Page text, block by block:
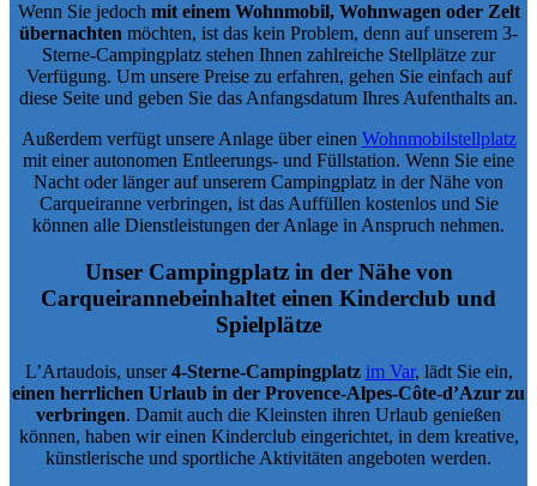
Wenn Sie jedoch mit einem Wohnmobil, Wohnwagen oder Zelt
übernachten möchten, ist das kein Problem, denn auf unserem 3-
Sterne-Campingplatz stehen Ihnen zahlreiche Stellplätze zur
Verfügung. Um unsere Preise zu erfahren, gehen Sie einfach auf
diese Seite und geben Sie das Anfangsdatum Ihres Aufenthalts an.
Außerdem verfügt unsere Anlage über einen Wohnmobilstellplatz
mit einer autonomen Entleerungs- und Füllstation. Wenn Sie eine
Nacht oder länger auf unserem Campingplatz in der Nähe von
Carqueiranne verbringen, ist das Auffüllen kostenlos und Sie
können alle Dienstleistungen der Anlage in Anspruch nehmen.
Unser Campingplatz in der Nähe von
Carqueirannebeinhaltet einen Kinderclub und
Spielplätze
L’Artaudois, unser4-Sterne-Campingplatz im Var, lädt Sie ein,
einen herrlichen Urlaub in der Provence-Alpes-Côte-d’Azur zu
verbringen. Damit auch die Kleinsten ihren Urlaub genießen
können, haben wir einen Kinderclub eingerichtet, in dem kreative,
künstlerische und sportliche Aktivitäten angeboten werden.